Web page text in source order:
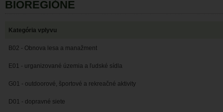
BIOREGIÓNE
Kategória vplyvu
B02 - Obnova lesa a manažment
E01 - urganizované územia a ľudské sídla
G01 - outdoorové, športové a rekreačné aktivity
D01 - dopravné siete